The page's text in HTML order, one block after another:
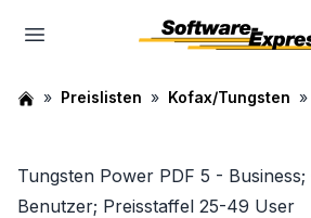
Preislisten Kofax/Tungsten
Tungsten Power PDF 5 -
Benutzer; Preisstaffel 25-49 User